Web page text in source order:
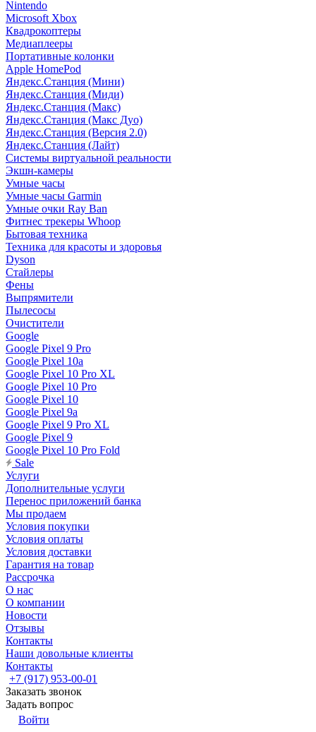
Nintendo
Microsoft Xbox
Квадрокоптеры
Медиаплееры
Портативные колонки
Apple HomePod
Яндекс.Станция (Мини)
Яндекс.Станция (Миди)
Яндекс.Станция (Макс)
Яндекс.Станция (Макс Дуо)
Яндекс.Станция (Версия 2.0)
Яндекс.Станция (Лайт)
Системы виртуальной реальности
Экшн-камеры
Умные часы
Умные часы Garmin
Умные очки Ray Ban
Фитнес трекеры Whoop
Бытовая техника
Техника для красоты и здоровья
Dyson
Стайлеры
Фены
Выпрямители
Пылесосы
Очистители
Google
Google Pixel 9 Pro
Google Pixel 10a
Google Pixel 10 Pro XL
Google Pixel 10 Pro
Google Pixel 10
Google Pixel 9a
Google Pixel 9 Pro XL
Google Pixel 9
Google Pixel 10 Pro Fold
Sale
Услуги
Дополнительные услуги
Перенос приложений банка
Мы продаем
Условия покупки
Условия оплаты
Условия доставки
Гарантия на товар
Рассрочка
О нас
О компании
Новости
Отзывы
Контакты
Наши довольные клиенты
Контакты
+7 (917) 953-00-01
Заказать звонок
Задать вопрос
Войти